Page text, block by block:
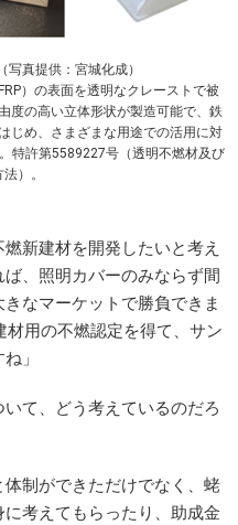
写真提供：宮城化成）
）の表面を透明なクレーストで被
度の高い立体形状が製造可能で、鉄
じめ、さまざまな用途での活用に対
特許第5589227号（透明不燃材及び
）。
新建材を開発したいと考え
、照明カバーのみならず間
なマーケットで勝負できま
用の不燃認定を得て、サン
」
て、どう考えているのだろ
制ができただけでなく、蛯
考えてもらったり、助成金